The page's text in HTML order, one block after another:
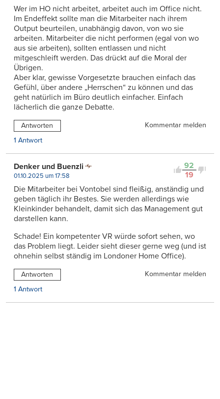
Wer im HO nicht arbeitet, arbeitet auch im Office nicht.
Im Endeffekt sollte man die Mitarbeiter nach ihrem
Output beurteilen, unabhängig davon, von wo sie
arbeiten. Mitarbeiter die nicht performen (egal von wo
aus sie arbeiten), sollten entlassen und nicht
mitgeschleift werden. Das drückt auf die Moral der
Übrigen.
Aber klar, gewisse Vorgesetzte brauchen einfach das
Gefühl, über andere „Herrschen“ zu können und das
geht natürlich im Büro deutlich einfacher. Einfach
lächerlich die ganze Debatte.
Antworten
Kommentar melden
1 Antwort
92
19
Denker und Buenzli
01.10.2025 um 17:58
Die Mitarbeiter bei Vontobel sind fleißig, anständig und
geben täglich ihr Bestes. Sie werden allerdings wie
Kleinkinder behandelt, damit sich das Management gut
darstellen kann.
Schade! Ein kompetenter VR würde sofort sehen, wo
das Problem liegt. Leider sieht dieser gerne weg (und ist
ohnehin selbst ständig im Londoner Home Office).
Antworten
Kommentar melden
1 Antwort